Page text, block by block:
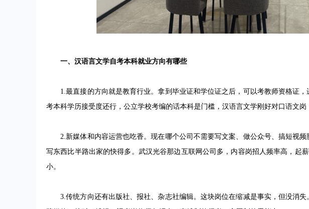
一、汉语言文学自考本科就业方向有哪些
1.最直接的方向就是教育行业。拿到毕业证和学位证之后，可以考教师资格证，
考本科学历接受度还行，公立学校考编的话本科是门槛，汉语言文学刚好对口语文岗
2.新媒体和内容运营也吃香。现在哪个公司不需要写文案、做公众号、搞短视频
写东西比半路出家的快得多。武汉光谷那边互联网公司多，内容岗招人频率高，起
小。
3.传统方向还有出版社、报社、杂志社编辑。这块岗位在缩减是事实，但没消失